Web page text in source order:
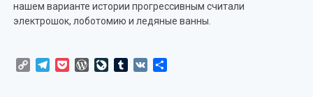
нашем варианте истории прогрессивным считали
электрошок, лоботомию и ледяные ванны.
Copy TelegramPocketWordPress
LiveJournal
Tumblr
VK